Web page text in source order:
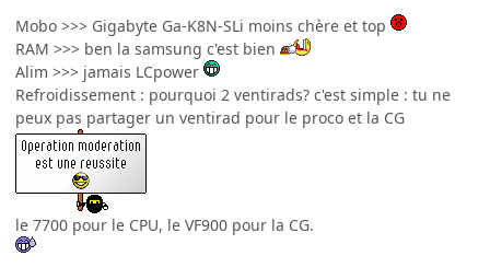
Mobo >>> Gigabyte Ga-K8N-SLi moins chère et top
RAM >>> ben la samsung c'est bien
Alim >>> jamais LCpower
Refroidissement : pourquoi 2 ventirads? c'est simple : tu ne
peux pas partager un ventirad pour le proco et la CG
le 7700 pour le CPU, le VF900 pour la CG.